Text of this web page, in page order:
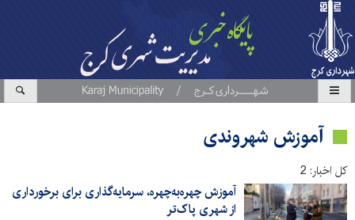
آموزش شهروندی
کل اخبار: 2
آموزش چهره‌به‌چهره، سرمایه‌گذاری برای برخورداری
از شهری پاک‌تر